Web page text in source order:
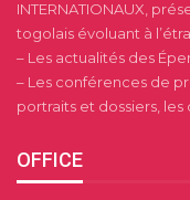
INTERNATIONAUX,
togolais évoluant à
– Les actualités des
– Les conférences de
portraits et dossiers,
OFFICE